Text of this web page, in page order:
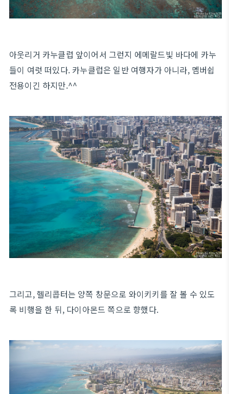
아웃리거 카누클럽 앞이어서 그런지 에메랄드빛 바다에 카누
들이 여럿 떠있다. 카누클럽은 일반 여행자가 아니라, 멤버쉽
전용이긴 하지만.^^
그리고, 헬리콥터는 양쪽 창문으로 와이키키를 잘 볼 수 있도
록 비행을 한 뒤, 다이아몬드 쪽으로 향했다.